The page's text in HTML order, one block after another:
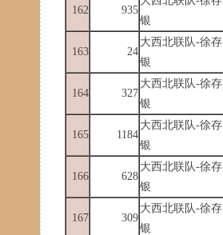
162 935
银
163 24
大西北联队-徐存
银
164 327
大西北联队-徐存
银
165 1184
大西北联队-徐存
银
166 628
大西北联队-徐存
银
167 309
大西北联队-徐存
银